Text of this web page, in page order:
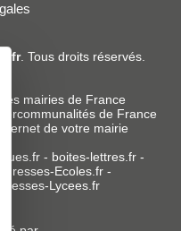
. Tous droits réservés.
mairies de France
de France
de votre mairie
- boites-lettres.fr-
Adresses-Ecoles.fr -
Adresses-Lycees.fr